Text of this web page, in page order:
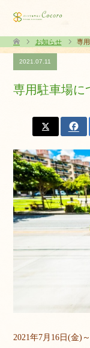
お知らせ 専
2021.07.11
専用駐車場に
2021年7月16日(金)